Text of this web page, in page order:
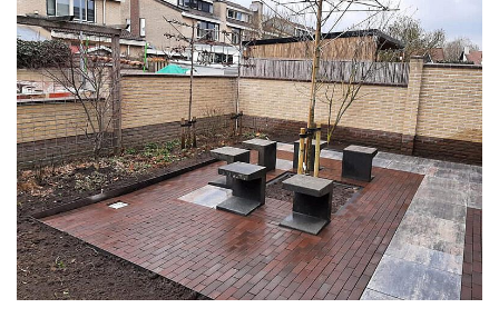
Bedrijven
Portfolio
Contact